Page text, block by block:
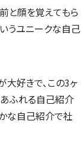
と顔を覚えてもら
うユニークな自己
大好きで、この3ヶ
ふれる自己紹介
な自己紹介で社